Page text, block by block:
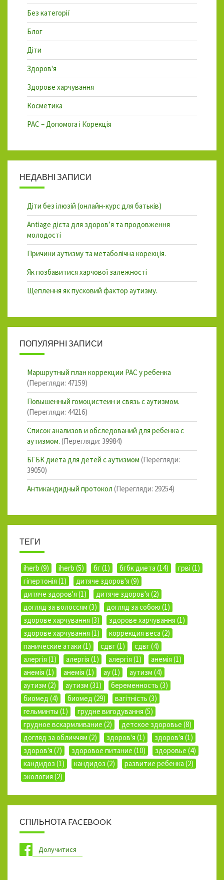
Без категорії
Блог
Діти
Здоров'я
Здорове харчування
Косметика
РАС – Допомога і Корекція
НЕДАВНІ ЗАПИСИ
Діти без ілюзій (онлайн-курс для батьків)
Antiage дієта для здоров’я та продовження
молодості
Причини аутизму та метаболічна корекція.
Як позбавитися харчової залежності
Щеплення як пусковий фактор аутизму.
ПОПУЛЯРНІ ЗАПИСИ
Маршрутный план коррекции РАС у ребенка
(Перегляди: 47159)
Повышенный гомоцистеин и связь с аутизмом.
(Перегляди: 44216)
Список анализов и обследований для ребенка с
аутизмом. (Перегляди: 39984)
БГБК диета для детей с аутизмом (Перегляди:
39050)
Антикандидный протокол (Перегляди: 29254)
ТЕГИ
iherb (9) iherb (5) бг (1) бгбк диета (14)
грві (1)
гіпертонія (1)
дитяче здоров'я (9)
дитяче здоров'я (1)
дитяче здоров'я (2)
догляд за волоссям (3)
догляд за собою (1)
здорове харчування (3)
здорове харчування (1)
здорове харчування (1)
коррекция веса (2)
панические атаки (1)
сдвг (1)
сдвг (4)
алергія (1)
алергія (1) алергія (1)
анемія (1)
анемія (1)
анемія (1) ау (1)
аутизм (4)
аутизм (2)
аутизм (31)
беременность (3)
биомед (4)
биомед (29)
вагітність (3)
гельминты (1)
грудне вигодування (5)
грудное вскармливание (2)
детское здоровье (8)
догляд за обличчям (2)
здоров'я (1)
здоров'я (1)
здоров'я (7)
здоровое питание (10)
здоровье (4)
кандидоз (1)
кандидоз (2)
развитие ребенка (2)
экология (2)
СПІЛЬНОТА FACEBOOK
Долучитися